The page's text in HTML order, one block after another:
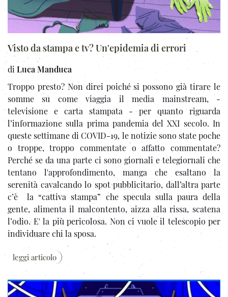
Visto da stampa e tv? Un'epidemia di errori
di Luca Manduca
Troppo presto? Non direi poiché si possono già tirare le
somme su come viaggia il media mainstream, -
televisione e carta stampata - per quanto riguarda
l’informazione sulla prima pandemia del XXI secolo. In
queste settimane di COVID-19, le notizie sono state poche
o troppe, troppo commentate o affatto commentate?
Perché se da una parte ci sono giornali e telegiornali che
tentano l'approfondimento, manga che esaltano la
serenità cavalcando lo spot pubblicitario, dall’altra parte
c’è la “cattiva stampa” che specula sulla paura della
gente, alimenta il malcontento, aizza alla rissa, scatena
l’odio. E' la più pericolosa. Non ci vuole il telescopio per
individuare chi la sposa.
leggi articolo